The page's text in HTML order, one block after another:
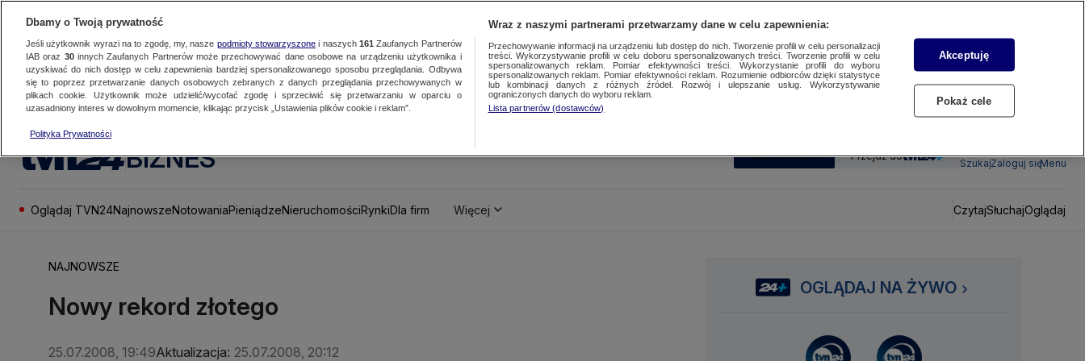
BIZNES SUBSKRYBUJ Przejdź do
SzukajZaloguj sięMenu
Oglądaj TVN24NajnowszeNotowaniaPieniądzeNieruchomościRynkiDla firm Więcej CzytajSłuchajOglądaj
NAJNOWSZE
Nowy rekord złotego
25.07.2008, 19:49Aktualizacja: 25.07.2008, 20:12
OGLĄDAJ NA ŻYWO
Dbamy o Twoją prywatność
Jeśli użytkownik wyrazi na to zgodę, my, nasze podmioty stowarzyszonei naszych 161 Zaufanych Partnerów
IAB oraz 30innych Zaufanych Partnerów może przechowywać dane osobowe na urządzeniu użytkownika i
uzyskiwać do nich dostęp w celu zapewnienia bardziej spersonalizowanego sposobu przeglądania. Odbywa
się to poprzez przetwarzanie danych osobowych zebranych z danych przeglądania przechowywanych w
plikach cookie. Użytkownik może udzielić/wycofać zgodę i sprzeciwić się przetwarzaniu w oparciu o
uzasadniony interes w dowolnym momencie, klikając przycisk „Ustawienia plików cookie i reklam”.
Polityka Prywatności
Wraz z naszymi partnerami przetwarzamy dane w celu zapewnienia:
Przechowywanie informacji na urządzeniu lub dostęp do nich. Tworzenie profili w celu personalizacji
treści. Wykorzystywanie profili w celu doboru spersonalizowanych treści. Tworzenie profili w celu
spersonalizowanych reklam. Pomiar efektywności treści. Wykorzystanie profili do wyboru
spersonalizowanych reklam. Pomiar efektywności reklam. Rozumienie odbiorców dzięki statystyce
lub kombinacji danych z różnych źródeł. Rozwój i ulepszanie usług. Wykorzystywanie
ograniczonych danych do wyboru reklam.
Lista partnerów (dostawców)
Akceptuję
Pokaż cele